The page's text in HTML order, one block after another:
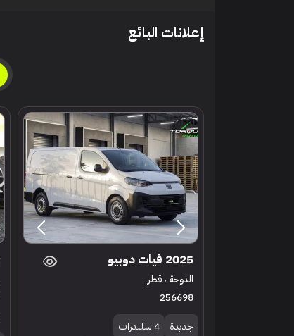
إعلانات البائع
2025 فيات دوبيو
الدوحة ، قطر
256698
جديدة
4 سلندرات